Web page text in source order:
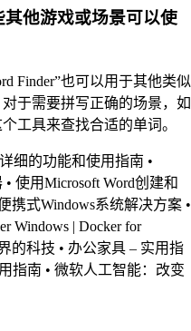
其他游戏或场景可以使
Finder”也可以用于其他类似
于需要拼写正确的场景，如
工具来查找合适的单词。
细的功能和使用指南 •
• 使用Microsoft Word创建和
携式Windows系统解决方案 •
Windows | Docker for
的科技 • 办公家具 – 实用指
指南 • 微软人工智能：改变